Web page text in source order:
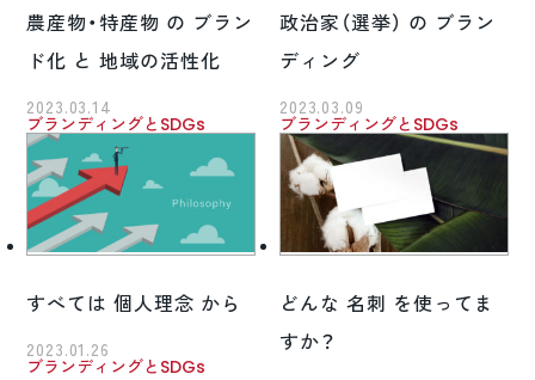
農産物・特産物 の ブラン
ド化 と 地域の活性化
2023.03.14
ブランディングとSDGs
政治家（選挙） の ブラン
ディング
2023.03.09
ブランディングとSDGs
すべては 個人理念 から
2023.01.26
ブランディングとSDGs
どんな 名刺 を使ってま
すか？